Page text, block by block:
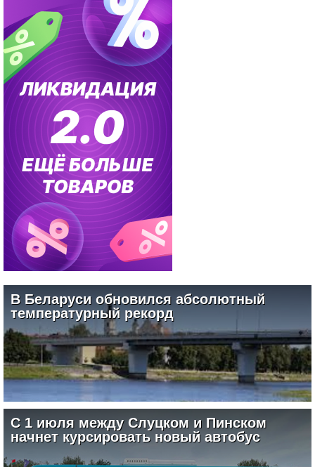
В Беларуси обновился абсолютный
температурный рекорд
С 1 июля между Слуцком и Пинском
начнет курсировать новый автобус